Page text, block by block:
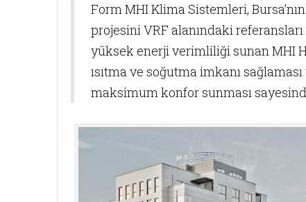
Form MHI Klima Sistemleri,
projesini VRF alanındaki
yüksek enerji verimliliği sunan MHI
ısıtma ve soğutma imkanı
maksimum konfor sunması